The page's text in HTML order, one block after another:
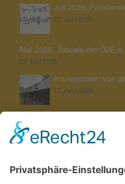
Juli 2026:
22. Juni 2026
Mai 2026: Jobcafé der ÖJE
22. Mai 2026
Impressionen von
17. April 2026
Unterstützung der
„Schöpfung bewahren“
22. Februar 2026
12. Februar 2026